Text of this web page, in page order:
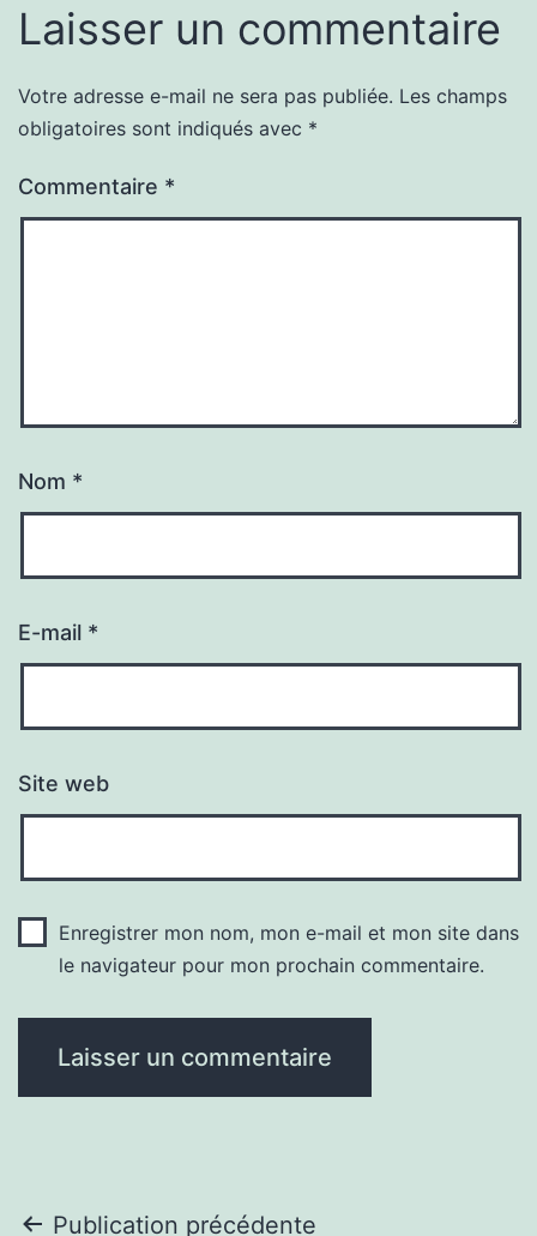
Laisser un commentaire
Votre adresse e-mail ne sera pas publiée. Les champs
obligatoires sont indiqués avec *
Commentaire *
Nom *
E-mail *
Site web
Enregistrer mon nom, mon e-mail et mon site dans
le navigateur pour mon prochain commentaire.
Publication précédente